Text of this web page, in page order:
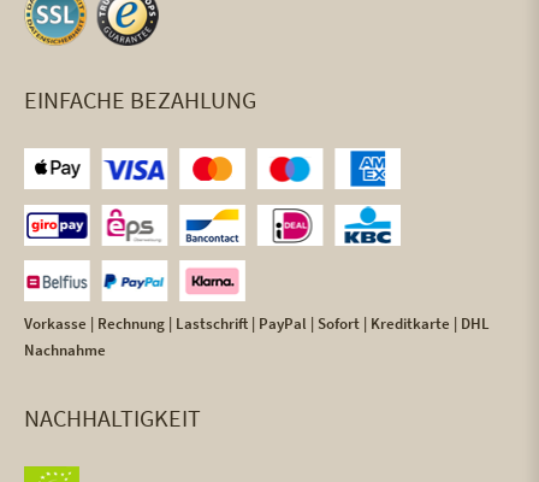
EINFACHE BEZAHLUNG
Vorkasse | Rechnung | Lastschrift | PayPal | Sofort | Kreditkarte | DHL
Nachnahme
NACHHALTIGKEIT